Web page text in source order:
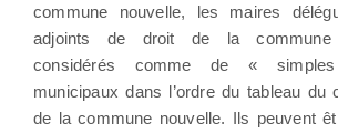
commune nouvelle, les maires
adjoints de droit de la commune
considérés comme de «
municipaux dans l’ordre du tableau du
de la commune nouvelle. Ils peuvent